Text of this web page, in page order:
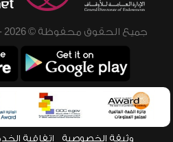
جميع الحقوق محفوظة © 2026 - 1998 لشبكة إسلام ويب
وثيقة الخصوصية اتفاقية